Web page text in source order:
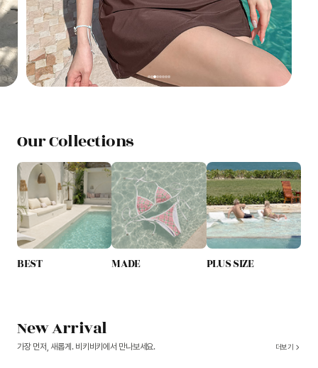
Our Collections
BEST MADE PLUS SIZE
New Arrival
가장 먼저, 새롭게. 비키비키에서 만나보세요. 더보기